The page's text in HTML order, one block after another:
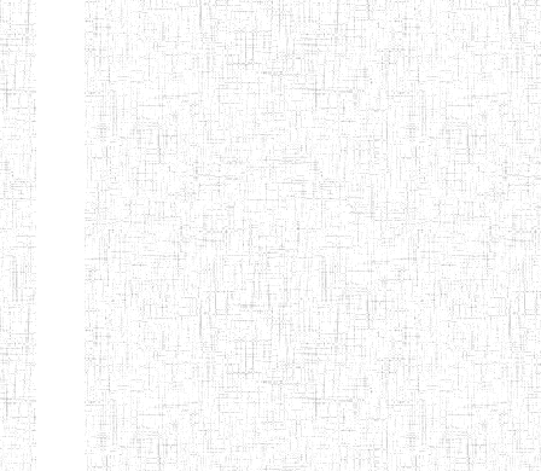
ENI
Chercher:
Effacer les filtres
Denomination
Type